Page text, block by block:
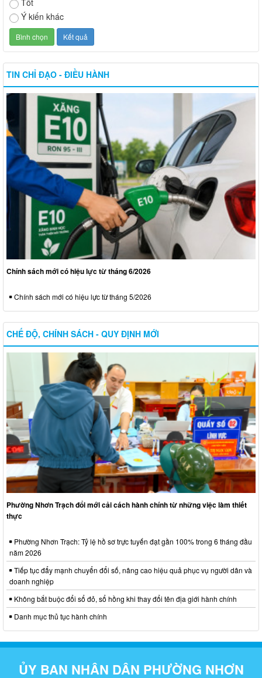
Ý kiến khác
TIN CHỈ ĐẠO - ĐIỀU HÀNH
Chính sách mới có hiệu lực từ tháng 6/2026
Chính sách mới có hiệu lực từ tháng 5/2026
CHẾ ĐỘ, CHÍNH SÁCH - QUY ĐỊNH MỚI
Phường Nhơn Trạch đổi mới cải cách hành chính từ những việc làm thiết
thực
Phường Nhơn Trạch: Tỷ lệ hồ sơ trực tuyến đạt gần 100% trong 6 tháng đầu
năm 2026
Tiếp tục đẩy mạnh chuyển đổi số, nâng cao hiệu quả phục vụ người dân và
doanh nghiệp
Không bắt buộc đổi sổ đỏ, sổ hồng khi thay đổi tên địa giới hành chính
Danh mục thủ tục hành chính
ỦY BAN NHÂN DÂN PHƯỜNG NHƠN